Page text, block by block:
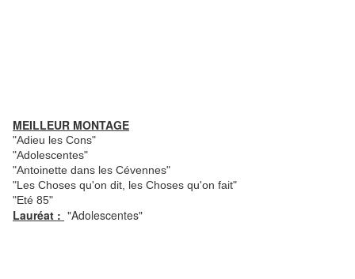
MEILLEUR MONTAGE
"Adieu les Cons"
"Adolescentes"
"Antoinette dans les Cévennes"
"Les Choses qu'on dit, les Choses qu'on fait"
"Eté 85"
Lauréat : "Adolescentes"